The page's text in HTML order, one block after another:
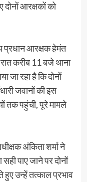
आरक्षकों को
प्रधान आरक्षक हेमंत
करीब 11 बजे थाना
जा रहा है कि दोनों
जवानों की इस
तक पहुंची, पूरे मामले
अंकिता शर्मा ने
पाए जाने पर दोनों
हुए उन्हें तत्काल प्रभाव